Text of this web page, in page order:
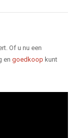
Of u nu een
en goedkoop kunt